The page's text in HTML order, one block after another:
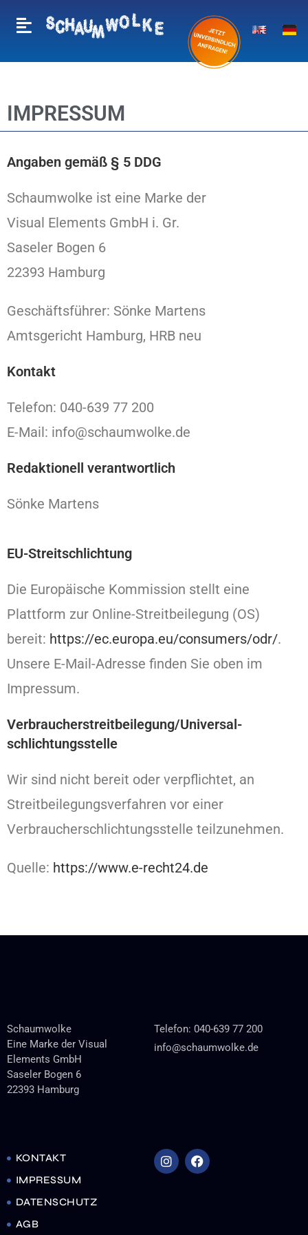
IMPRESSUM
Angaben gemäß § 5 DDG
Schaumwolke ist eine Marke der
Visual Elements GmbH i. Gr.
Saseler Bogen 6
22393 Hamburg
Geschäftsführer: Sönke Martens
Amtsgericht Hamburg, HRB neu
Kontakt
Telefon: 040-639 77 200
E-Mail: info@schaumwolke.de
Redaktionell verantwortlich
Sönke Martens
EU-Streitschlichtung
Die Europäische Kommission stellt eine
Plattform zur Online-Streitbeilegung (OS)
bereit: https://ec.europa.eu/consumers/odr/.
Unsere E-Mail-Adresse finden Sie oben im
Impressum.
Verbraucher­streit­beilegung/Universal­
schlichtungs­stelle
Wir sind nicht bereit oder verpflichtet, an
Streitbeilegungsverfahren vor einer
Verbraucherschlichtungsstelle teilzunehmen.
Quelle: https://www.e-recht24.de
Schaumwolke
Eine Marke der Visual
Elements GmbH
Saseler Bogen 6
22393 Hamburg
Telefon: 040-639 77 200
info@schaumwolke.de
KONTAKT
IMPRESSUM
DATENSCHUTZ
AGB